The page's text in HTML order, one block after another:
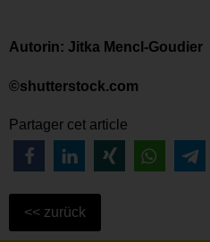
Autorin: Jitka Mencl-Goudier
©shutterstock.com
Partager cet article